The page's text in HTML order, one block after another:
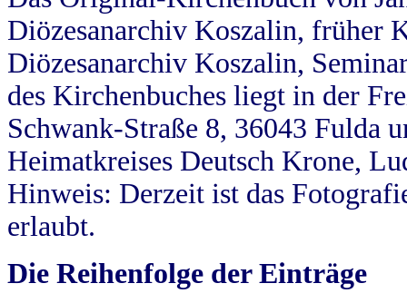
Diözesanarchiv Koszalin, früher
Diözesanarchiv Koszalin,
des Kirchenbuches liegt in der
Schwank-Straße 8, 36043 Fulda
Heimatkreises Deutsch Krone,
Hinweis: Derzeit ist das
erlaubt.
Die Reihenfolge der Einträge